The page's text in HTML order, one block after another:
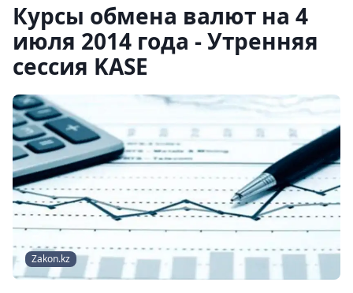
Курсы обмена валют на 4
июля 2014 года - Утренняя
сессия KASE
Zakon.kz